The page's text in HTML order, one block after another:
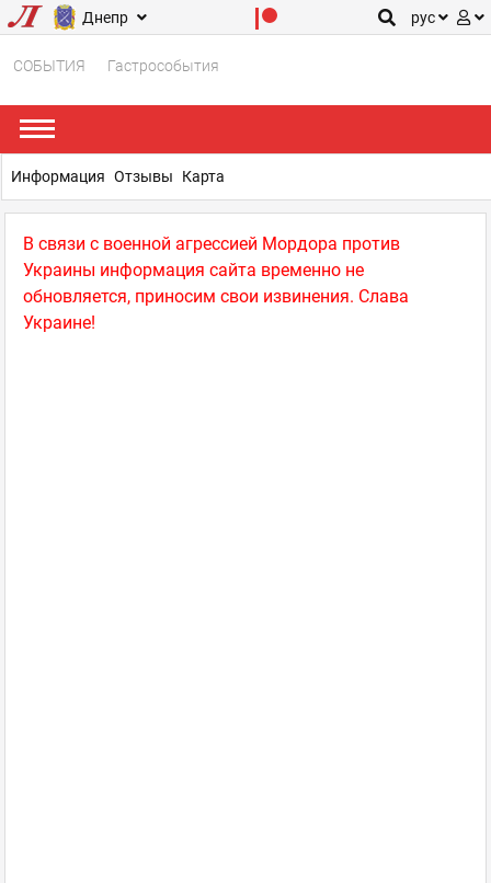
Днепр рус
СОБЫТИЯ Гастрособытия
В связи с военной агрессией Мордора против
Украины информация сайта временно не
обновляется, приносим свои извинения. Слава
Украине!
Информация Отзывы Карта